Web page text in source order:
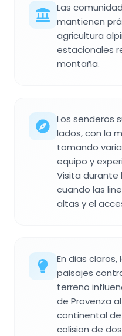
Las
mantienen
agricultura
estacionales
montaña.
Los senderos
lados, con la
tomando
equipo y
Visita durante
cuando las
altas y el
En dias
paisajes
terreno
de Provenza
continental
colision de